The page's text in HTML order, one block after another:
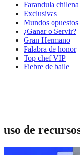
Farandula chilena
Exclusivas
Mundos opuestos
¿Ganar o Servir?
Gran Hermano
Palabra de honor
Top chef VIP
Fiebre de baile
uso de